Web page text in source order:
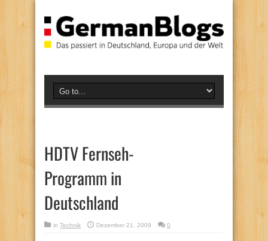
HDTV Fernseh-
Programm in
Deutschland
in Technik Dezember 21, 2009 0